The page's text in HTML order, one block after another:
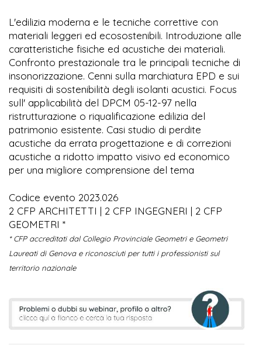
L'edilizia moderna e le tecniche correttive con
materiali leggeri ed ecosostenibili. Introduzione alle
caratteristiche fisiche ed acustiche dei materiali.
Confronto prestazionale tra le principali tecniche di
insonorizzazione. Cenni sulla marchiatura EPD e sui
requisiti di sostenibilità degli isolanti acustici. Focus
sull' applicabilità del DPCM 05-12-97 nella
ristrutturazione o riqualificazione edilizia del
patrimonio esistente. Casi studio di perdite
acustiche da errata progettazione e di correzioni
acustiche a ridotto impatto visivo ed economico
per una migliore comprensione del tema
Codice evento 2023.026
2 CFP ARCHITETTI | 2 CFP INGEGNERI | 2 CFP
GEOMETRI *
* CFP accreditati dal Collegio Provinciale Geometri e Geometri
Laureati di Genova e riconosciuti per tutti i professionisti sul
territorio nazionale